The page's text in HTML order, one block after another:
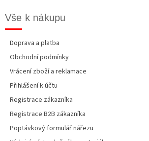
Vše k nákupu
Doprava a platba
Obchodní podmínky
Vrácení zboží a reklamace
Přihlášení k účtu
Registrace zákazníka
Registrace B2B zákazníka
Poptávkový formulář nářezu